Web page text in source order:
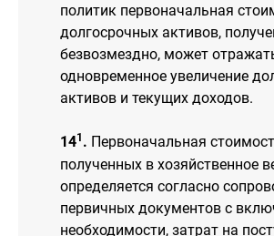
политик первоначальная
долгосрочных активов,
безвозмездно, может
одновременное увеличение
активов и текущих доходов.
141 . Первоначальная
полученных в хозяйственное
определяется согласно
первичных документов с
необходимости, затрат на